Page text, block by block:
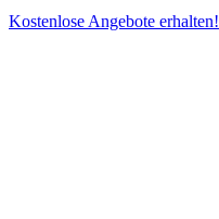
Kostenlose Angebote erhalten!